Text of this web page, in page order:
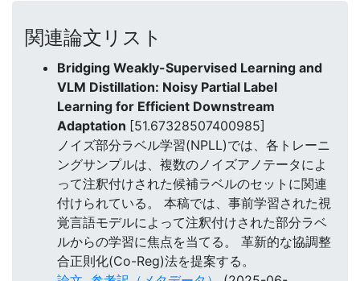
関連論文リスト
Bridging Weakly-Supervised Learning and
VLM Distillation: Noisy Partial Label
Learning for Efficient Downstream
Adaptation [51.67328507400985]
ノイズ部分ラベル学習(NPLL)では、各トレーニ
ングサンプルは、複数のノイズアノテータによ
って注釈付けされた候補ラベルのセットに関連
付けられている。 本稿では、事前学習された視
覚言語モデルによって注釈付けされた部分ラベ
ルからの学習に焦点を当てる。 革新的な協調整
合正則化(Co-Reg)法を提案する。